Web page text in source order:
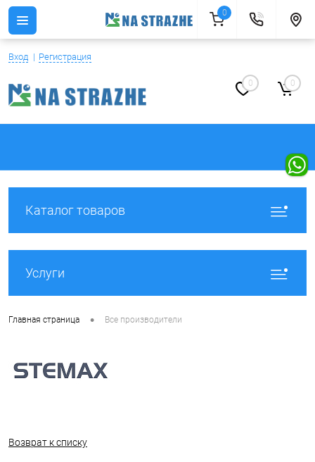
Вход Регистрация
0 0
Каталог товаров
Услуги
Главная страница • Все производители
Возврат к списку
0